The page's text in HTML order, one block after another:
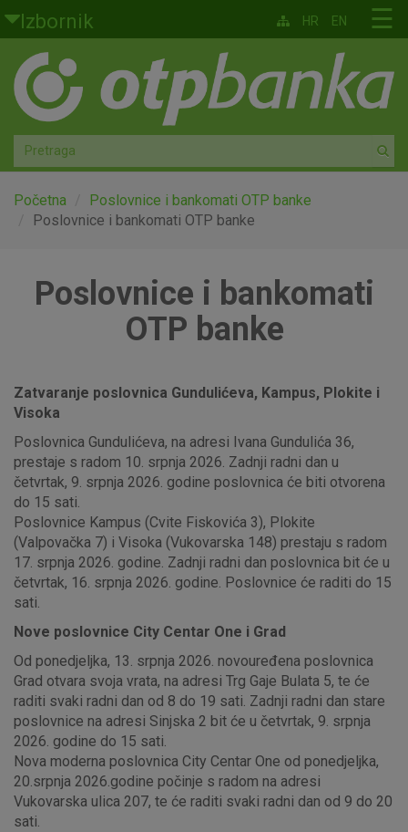
Skoči na glavni sadržaj
Izbornik
Građani
Privatno bankarstvo
Agro
Mala poduzeća i obrtnici
Globalna tržišta
☰
HR EN
Početna
Poslovnice i bankomati OTP banke
Poslovnice i bankomati OTP banke
Poslovnice i bankomati
OTP banke
Zatvaranje poslovnica Gundulićeva, Kampus, Plokite i
Visoka
Poslovnica Gundulićeva, na adresi Ivana Gundulića 36,
prestaje s radom 10. srpnja 2026. Zadnji radni dan u
četvrtak, 9. srpnja 2026. godine poslovnica će biti otvorena
do 15 sati.
Poslovnice Kampus (Cvite Fiskovića 3), Plokite
(Valpovačka 7) i Visoka (Vukovarska 148) prestaju s radom
17. srpnja 2026. godine. Zadnji radni dan poslovnica bit će u
četvrtak, 16. srpnja 2026. godine. Poslovnice će raditi do 15
sati.
Nove poslovnice City Centar One i Grad
Od ponedjeljka, 13. srpnja 2026. novouređena poslovnica
Grad otvara svoja vrata, na adresi Trg Gaje Bulata 5, te će
raditi svaki radni dan od 8 do 19 sati. Zadnji radni dan stare
poslovnice na adresi Sinjska 2 bit će u četvrtak, 9. srpnja
2026. godine do 15 sati.
Nova moderna poslovnica City Centar One od ponedjeljka,
20.srpnja 2026.godine počinje s radom na adresi
Vukovarska ulica 207, te će raditi svaki radni dan od 9 do 20
sati.